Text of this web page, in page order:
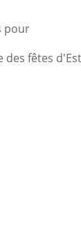
pour
des fêtes